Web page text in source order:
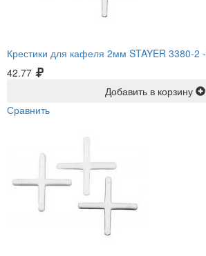
Крестики для кафеля 2мм STAYER 3380-2 -
42.77
Добавить в корзину
Сравнить